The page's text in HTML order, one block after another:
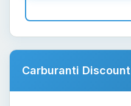
Carburanti Discount